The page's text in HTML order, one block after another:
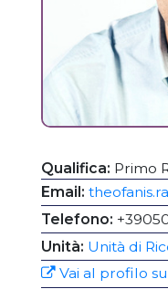
Qualifica: Primo
Email:
Telefono:
Unità: Unità di
Vai al profilo